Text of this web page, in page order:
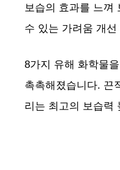
보습의 효과를 느껴
수 있는 가려움 개선
8가지 유해 화학물
촉촉해졌습니다. 끈
리는 최고의 보습력